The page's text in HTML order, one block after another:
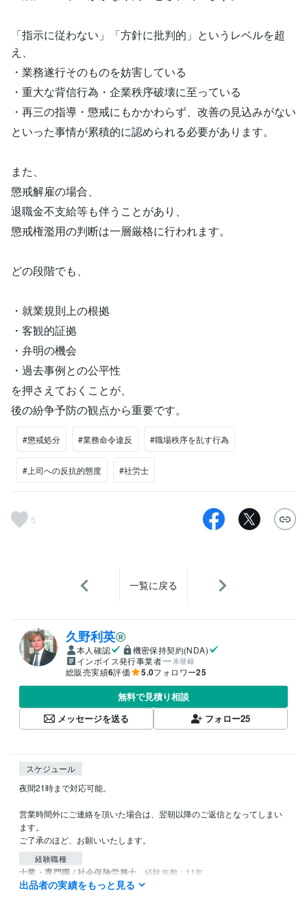
「指示に従わない」「方針に批判的」というレベルを超
え、
・業務遂行そのものを妨害している
・重大な背信行為・企業秩序破壊に至っている
・再三の指導・懲戒にもかかわらず、改善の見込みがない
といった事情が累積的に認められる必要があります。
また、
懲戒解雇の場合、
退職金不支給等も伴うことがあり、
懲戒権濫用の判断は一層厳格に行われます。
どの段階でも、
・就業規則上の根拠
・客観的証拠
・弁明の機会
・過去事例との公平性
を押さえておくことが、
後の紛争予防の観点から重要です。
#懲戒処分 #業務命令違反 #職場秩序を乱す行為
#上司への反抗的態度 #社労士
5
一覧に戻る
久野利英
本人確認
機密保持契約(NDA)
インボイス発行事業者
未登録
総販売実績6評価 5.0フォロワー25
無料で見積り相談
メッセージを送る
フォロー25
スケジュール
夜間21時まで対応可能。
営業時間外にご連絡を頂いた場合は、翌朝以降のご返信となってしまい
ます。
ご了承のほど、お願いいたします。
経験職種
士業・専門職 / 社会保険労務士 経験年数 : 11年
出品者の実績をもっと見る